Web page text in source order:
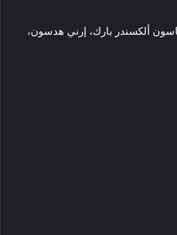
ألكسندر بارك، إرني هدسون،